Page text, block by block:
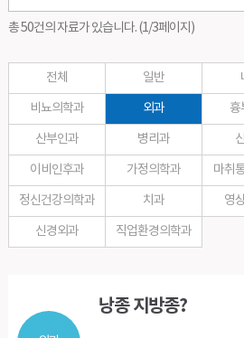
총 50건의 자료가 있습니다. (1/3페이지)
전체 일반
비뇨의학과 외과 흉
산부인과 병리과
이비인후과 가정의학과 마취
정신건강의학과 치과 영
신경외과 직업환경의학과
낭종 지방종?